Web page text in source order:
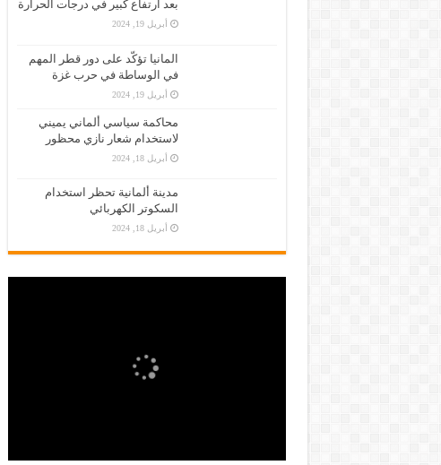
بعد ارتفاع كبير في درجات الحرارة
أبريل 19, 2024
المانيا تؤكّد على دور قطر المهم
في الوساطة في حرب غزة
أبريل 19, 2024
محاكمة سياسي ألماني يميني
لاستخدام شعار نازي محظور
أبريل 18, 2024
مدينة ألمانية تحظر استخدام
السكوتر الكهربائي
أبريل 18, 2024